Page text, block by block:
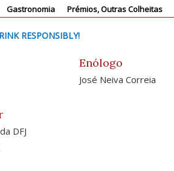
Gastronomia Prémios, Outras Colheitas
RESPONSIBLY!
Enólogo
José Neiva Correia
DFJ